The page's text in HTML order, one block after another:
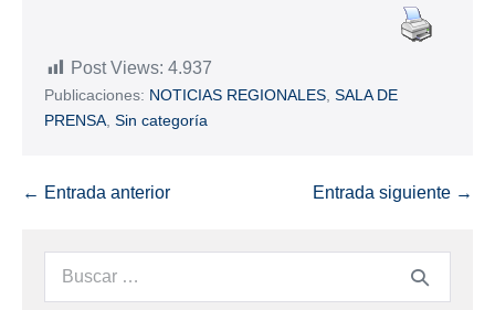
Post Views: 4.937
Publicaciones: NOTICIAS REGIONALES SALA DE
PRENSA Sin categoría
← Entrada anterior Entrada siguiente →